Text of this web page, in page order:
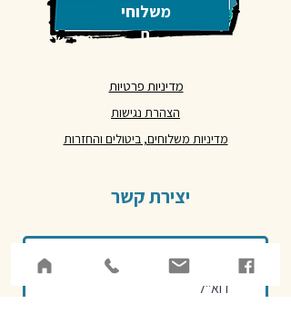
משלוחי
ם
מדיניות פרטיות
הצהרת נגישות
מדיניות משלוחים, ביטולים והחזרות
יצירת קשר